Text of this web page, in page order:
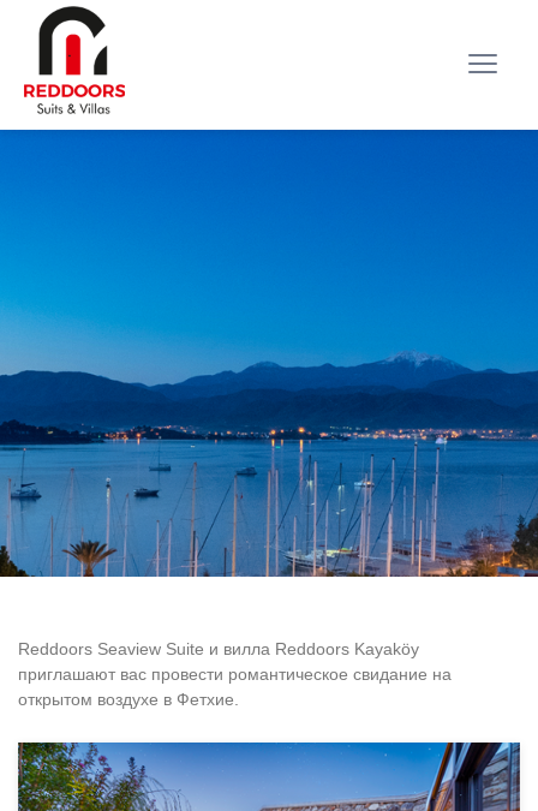
Reddoors Seaview Suite и вилла Reddoors Kayaköy
приглашают вас провести романтическое свидание на
открытом воздухе в Фетхие.